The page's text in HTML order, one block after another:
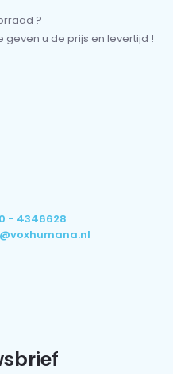
?
u de prijs en levertijd !
- 4346628